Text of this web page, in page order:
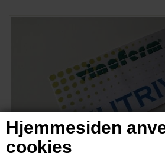
Hjemmesiden
cookies